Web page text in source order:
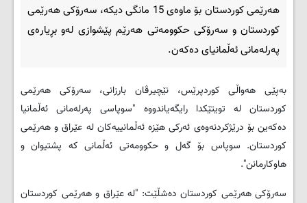
هەرێمی کوردستان بۆ ماوەی 15 مانگی دیکە، سەرۆکی هەرێمی
کوردستان و سەرۆکی حکوومەتی هەرێم پێشوازی لەو بڕیارەی
پەرلەمانی ئەڵمانیای دەکەن.
بەپێی هەواڵی کوردپرێس، نێچیرڤان بارزانی، سەرۆکی هەرێمی
کوردستان لە تویتێکدا رایگەیاندووە "سوپاسی په‌رله‌مانی ئه‌ڵمانیا
ده‌که‌ین بۆ درێژکردنه‌وه‌ی ئه‌رکی هێزه‌ ئه‌ڵمانییه‌کان له‌ عێراق و هه‌رێمی
کوردستان. سوپاس بۆ گه‌ل و حکوومه‌تی ئه‌ڵمانی که‌ پشتیوان و
هاوکارمانن".
سەرۆکی هەرێمی کوردستان دەشڵێت: "له‌ عێراق و هه‌رێمی کوردستان